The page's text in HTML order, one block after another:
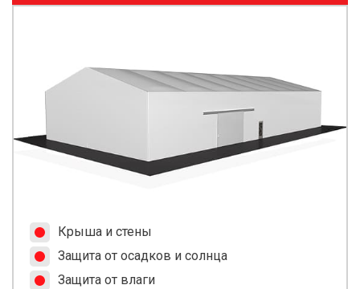
Крыша и стены
Защита от осадков и солнца
Защита от влаги